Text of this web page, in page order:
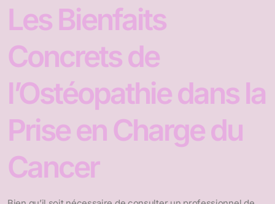
Les Bienfaits
Concrets de
l’Ostéopathie dans la
Prise en Charge du
Cancer